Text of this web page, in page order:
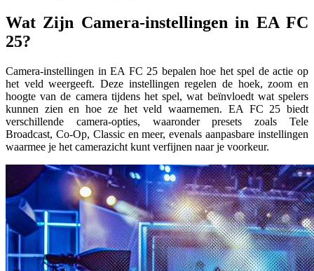
Wat Zijn Camera-instellingen in EA FC
25?
Camera-instellingen in EA FC 25 bepalen hoe het spel de actie op
het veld weergeeft. Deze instellingen regelen de hoek, zoom en
hoogte van de camera tijdens het spel, wat beïnvloedt wat spelers
kunnen zien en hoe ze het veld waarnemen. EA FC 25 biedt
verschillende camera-opties, waaronder presets zoals Tele
Broadcast, Co-Op, Classic en meer, evenals aanpasbare instellingen
waarmee je het camerazicht kunt verfijnen naar je voorkeur.